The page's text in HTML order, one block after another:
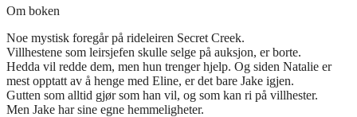
Om boken
Noe mystisk foregår på rideleiren Secret Creek.
Villhestene som leirsjefen skulle selge på auksjon, er borte.
Hedda vil redde dem, men hun trenger hjelp. Og siden Natalie er
mest opptatt av å henge med Eline, er det bare Jake igjen.
Gutten som alltid gjør som han vil, og som kan ri på villhester.
Men Jake har sine egne hemmeligheter.